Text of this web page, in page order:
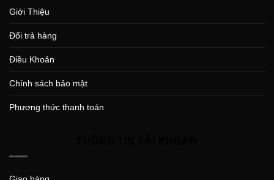
Giới Thiệu
Đổi trả hàng
Điều Khoản
Chính sách bảo mật
Phương thức thanh toán